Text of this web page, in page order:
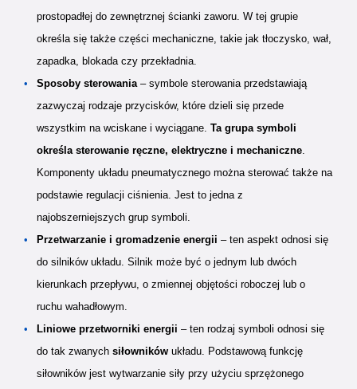
prostopadłej do zewnętrznej ścianki zaworu. W tej grupie
określa się także części mechaniczne, takie jak tłoczysko, wał,
zapadka, blokada czy przekładnia.
Sposoby sterowania– symbole sterowania przedstawiają
zazwyczaj rodzaje przycisków, które dzieli się przede
wszystkim na wciskane i wyciągane. Ta grupa symboli
określa sterowanie ręczne, elektryczne i mechaniczne.
Komponenty układu pneumatycznego można sterować także na
podstawie regulacji ciśnienia. Jest to jedna z
najobszerniejszych grup symboli.
Przetwarzanie i gromadzenie energii – ten aspekt odnosi się
do silników układu. Silnik może być o jednym lub dwóch
kierunkach przepływu, o zmiennej objętości roboczej lub o
ruchu wahadłowym.
Liniowe przetworniki energii – ten rodzaj symboli odnosi się
do tak zwanych siłowników układu. Podstawową funkcję
siłowników jest wytwarzanie siły przy użyciu sprzężonego